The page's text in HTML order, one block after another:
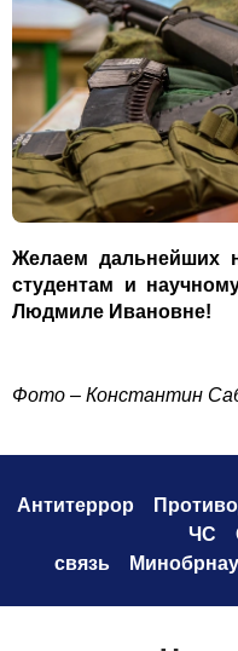
Желаем дальнейших
студентам и
Людмиле Ивановне!
Фото – Константин
Антитеррор
ЧС
связь